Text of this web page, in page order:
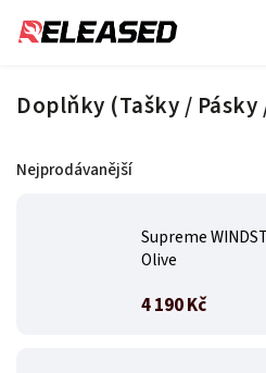
Doplňky (Tašky / Pásky
Nejprodávanější
Supreme
Olive
4 190 Kč